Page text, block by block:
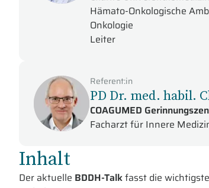
Hämato-Onkologische
Onkologie
Leiter
Referent:in
PD Dr. med. habil.
COAGUMED
Facharzt für Innere
Inhalt
Der aktuelle BDDH-Talkfasst die